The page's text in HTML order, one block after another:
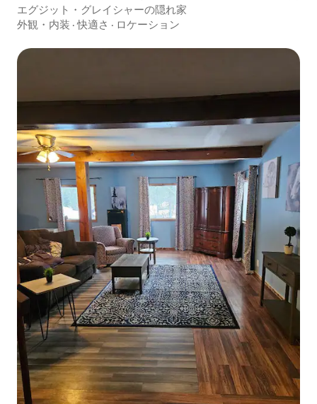
エグジット・グレイシャーの隠れ家
外観・内装 ·快適さ · ロケーション